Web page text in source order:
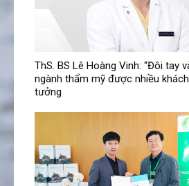
ThS. BS Lê Hoàng Vinh: “Đôi tay
ngành thẩm mỹ được nhiều
tưởng